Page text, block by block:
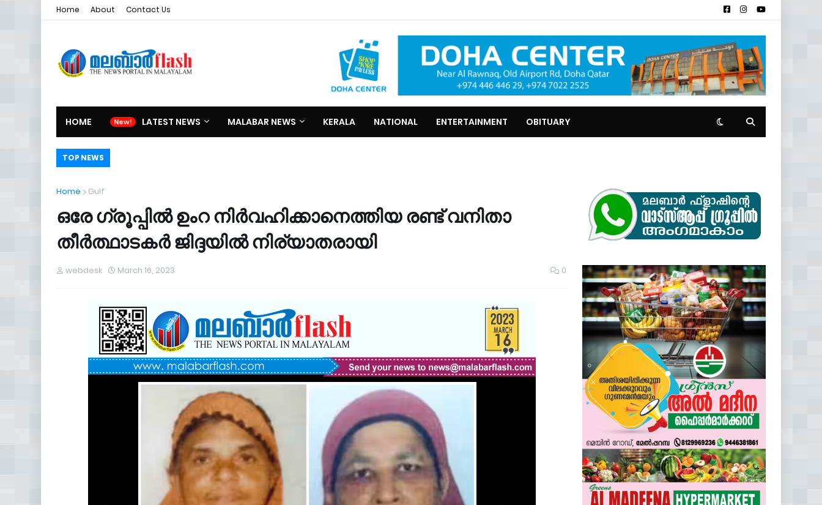
Home About Contact Us
HOME LATEST NEWS MALABAR NEWS KERALA NATIONAL ENTERTAINMENT OBITUARY
TOP NEWS
Home Gulf
ഒരേ ഗ്രൂപ്പിൽ ഉംറ നിർവഹിക്കാനെത്തിയ രണ്ട് വനിതാ
തീർത്ഥാടകർ ജിദ്ദയിൽ നിര്യാതരായി
webdesk March 16, 2023 0